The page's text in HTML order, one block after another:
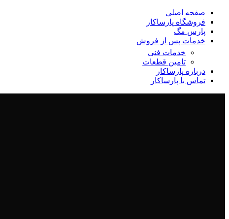
صفحه اصلی
فروشگاه پارساکار
پارس مگ
خدمات پس از فروش
خدمات فنی
تامین قطعات
درباره پارساکار
تماس با پارساکار